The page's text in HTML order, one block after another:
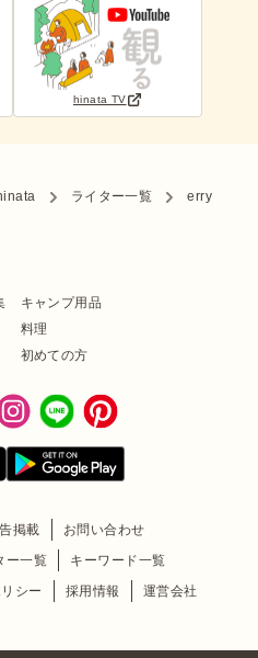
hinata TV
ライター一覧 erry
キャンプ用品
料理
初めての方
掲載
お問い合わせ
ー一覧
キーワード一覧
シー 採用情報 運営会社